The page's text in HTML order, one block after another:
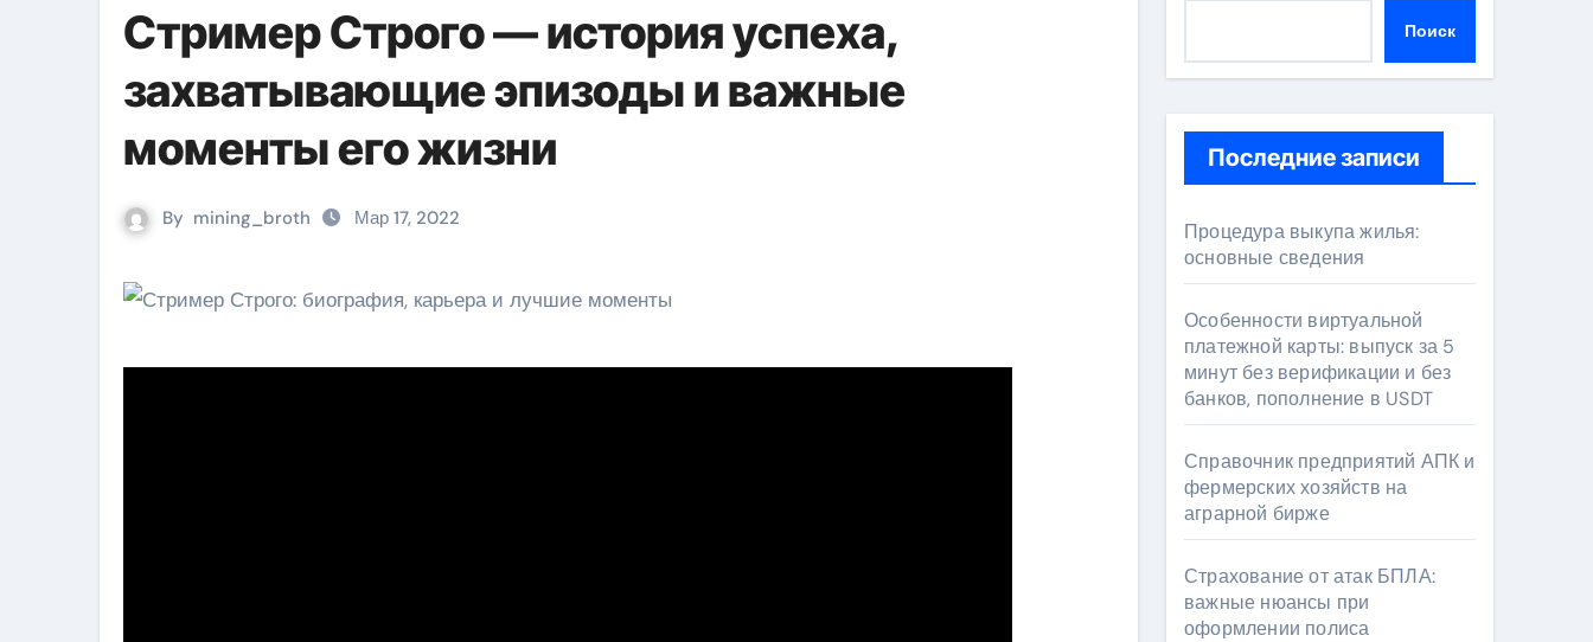
Стример Строго — история успеха,
захватывающие эпизоды и важные
моменты его жизни
By mining_broth Мар 17, 2022
Поиск
Последние записи
Процедура выкупа жилья:
основные сведения
Особенности виртуальной
платежной карты: выпуск за 5
минут без верификации и без
банков, пополнение в USDT
Справочник предприятий АПК и
фермерских хозяйств на
аграрной бирже
Страхование от атак БПЛА:
важные нюансы при
оформлении полиса